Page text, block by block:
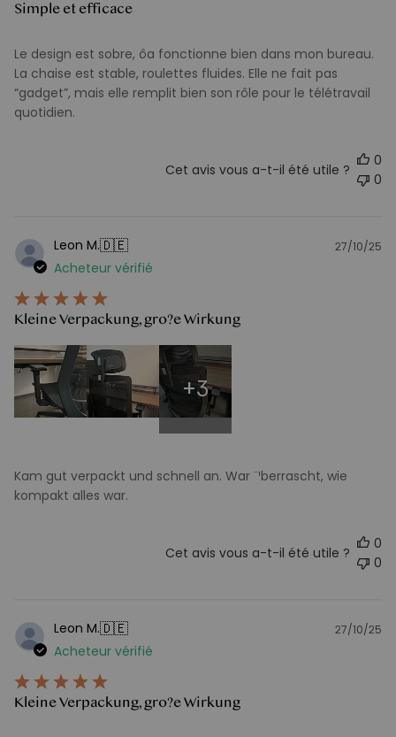
Simple et efficace
Le design est sobre, ôa fonctionne bien dans mon bureau.
La chaise est stable, roulettes fluides. Elle ne fait pas
“gadget”, mais elle remplit bien son rôle pour le télétravail
quotidien.
Cet avis vous a-t-il été utile ?
0
0
Leon M.🇩🇪
Acheteur vérifié
Kleine Verpackung, gro?e Wirkung
Kam gut verpackt und schnell an. War ¨¹berrascht, wie
kompakt alles war.
+3
27/10/25
Cet avis vous a-t-il été utile ?
0
0
Leon M.🇩🇪
Acheteur vérifié
Kleine Verpackung, gro?e Wirkung
27/10/25